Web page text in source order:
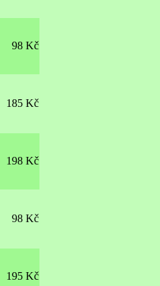
98 Kč
185 Kč
198 Kč
98 Kč
195 Kč